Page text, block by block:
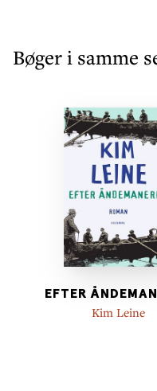
roman om danskere
Bøger i samme
EFTER
Kim Leine